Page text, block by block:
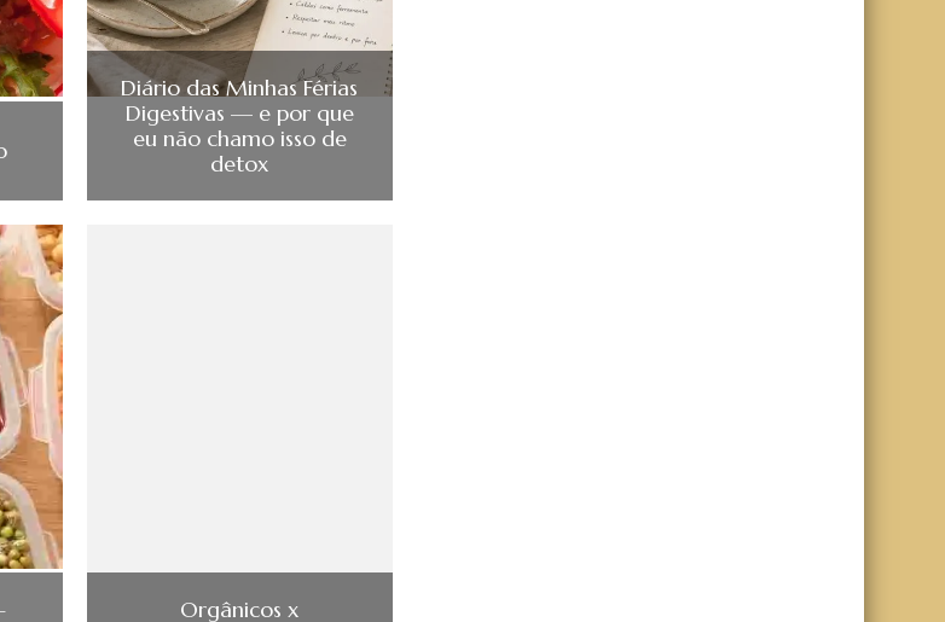
Diário das Minhas Férias
Digestivas — e por que
eu não chamo isso de
detox
Orgânicos x